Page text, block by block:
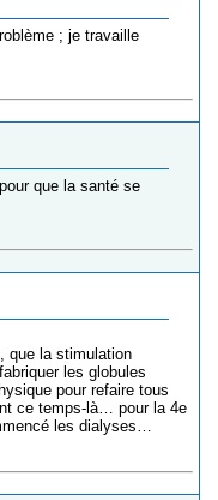
; je travaille
que la santé se
que la stimulation
les globules
pour refaire tous
ce temps-là… pour la 4e
les dialyses…